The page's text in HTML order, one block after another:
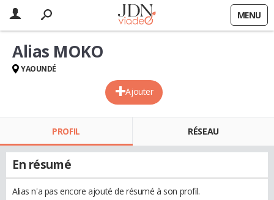
MENU
Ajouter
Alias MOKO
YAOUNDÉ
PROFIL RÉSEAU
En résumé
Alias n'a pas encore ajouté de résumé à son profil.